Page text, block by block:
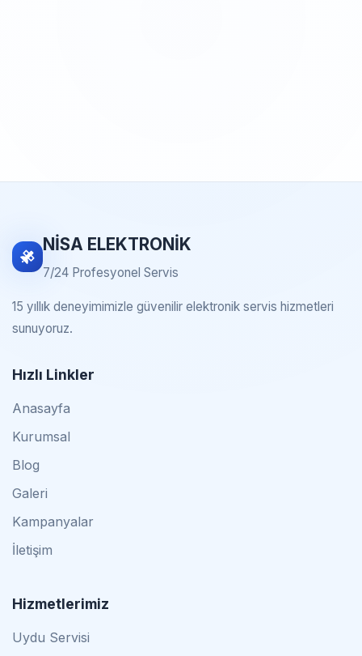
NİSA ELEKTRONİK
7/24 Profesyonel Servis
15 yıllık deneyimimizle güvenilir elektronik servis hizmetleri
sunuyoruz.
Hızlı Linkler
Anasayfa
Kurumsal
Blog
Galeri
Kampanyalar
İletişim
Hizmetlerimiz
Uydu Servisi